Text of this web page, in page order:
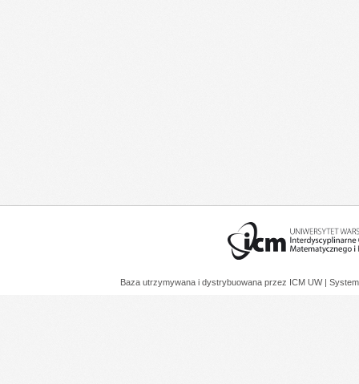
Baza utrzymywana i dystrybuowana przez ICM UW |